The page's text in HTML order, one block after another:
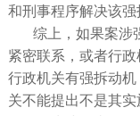
和刑事程序解决该强
综上，如果案涉
紧密联系，或者行
行政机关有强拆动
关不能提出不是其